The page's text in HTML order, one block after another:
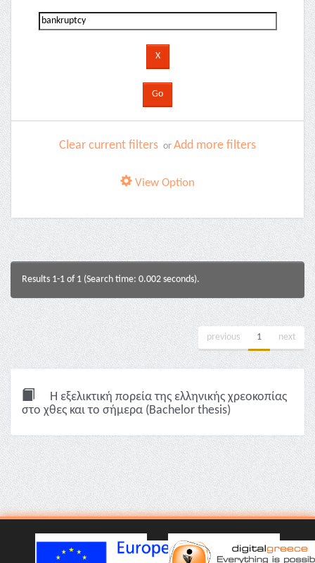
Clear current filters or Add more filters
View Option
Results 1-1 of 1 (Search time: 0.002 seconds).
previous 1 next
Η εξελικτική πορεία της ελληνικής χρεοκοπίας
στο χθες και το σήμερα (Bachelor thesis)